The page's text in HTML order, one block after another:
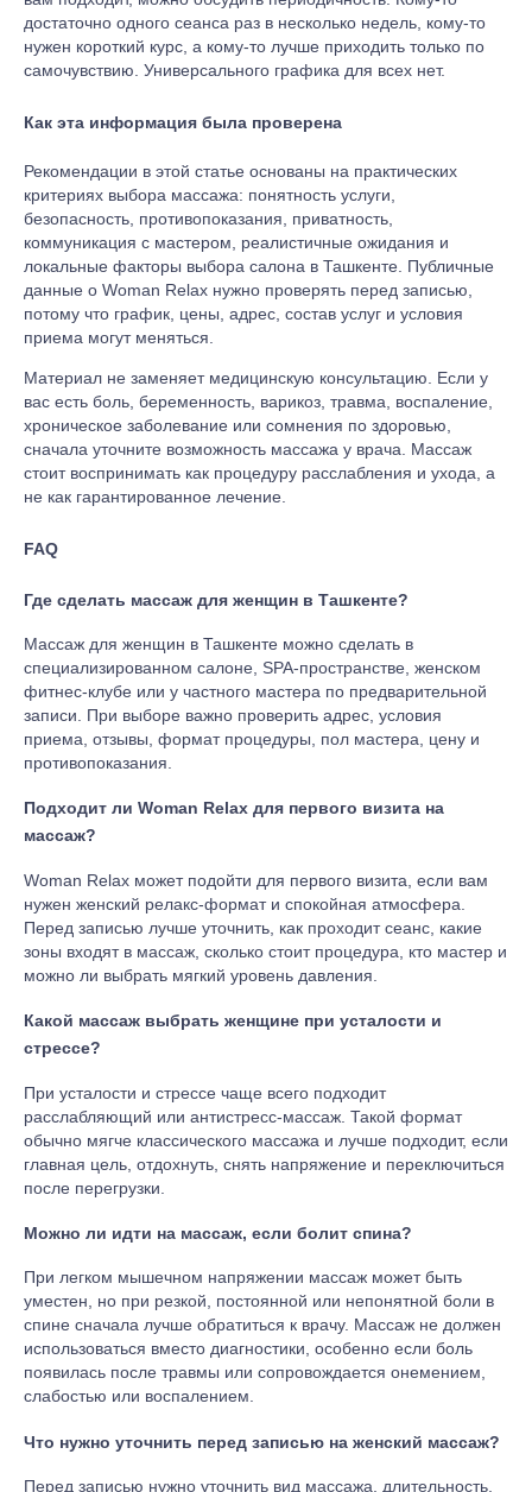
достаточно одного сеанса раз в несколько недель, кому-то
нужен короткий курс, а кому-то лучше приходить только по
самочувствию. Универсального графика для всех нет.
Как эта информация была проверена
Рекомендации в этой статье основаны на практических
критериях выбора массажа: понятность услуги,
безопасность, противопоказания, приватность,
коммуникация с мастером, реалистичные ожидания и
локальные факторы выбора салона в Ташкенте. Публичные
данные о Woman Relax нужно проверять перед записью,
потому что график, цены, адрес, состав услуг и условия
приема могут меняться.
Материал не заменяет медицинскую консультацию. Если у
вас есть боль, беременность, варикоз, травма, воспаление,
хроническое заболевание или сомнения по здоровью,
сначала уточните возможность массажа у врача. Массаж
стоит воспринимать как процедуру расслабления и ухода, а
не как гарантированное лечение.
FAQ
Где сделать массаж для женщин в Ташкенте?
Массаж для женщин в Ташкенте можно сделать в
специализированном салоне, SPA-пространстве, женском
фитнес-клубе или у частного мастера по предварительной
записи. При выборе важно проверить адрес, условия
приема, отзывы, формат процедуры, пол мастера, цену и
противопоказания.
Подходит ли Woman Relax для первого визита на
массаж?
Woman Relax может подойти для первого визита, если вам
нужен женский релакс-формат и спокойная атмосфера.
Перед записью лучше уточнить, как проходит сеанс, какие
зоны входят в массаж, сколько стоит процедура, кто мастер и
можно ли выбрать мягкий уровень давления.
Какой массаж выбрать женщине при усталости и
стрессе?
При усталости и стрессе чаще всего подходит
расслабляющий или антистресс-массаж. Такой формат
обычно мягче классического массажа и лучше подходит, если
главная цель, отдохнуть, снять напряжение и переключиться
после перегрузки.
Можно ли идти на массаж, если болит спина?
При легком мышечном напряжении массаж может быть
уместен, но при резкой, постоянной или непонятной боли в
спине сначала лучше обратиться к врачу. Массаж не должен
использоваться вместо диагностики, особенно если боль
появилась после травмы или сопровождается онемением,
слабостью или воспалением.
Что нужно уточнить перед записью на женский массаж?
Перед записью нужно уточнить вид массажа, длительность,